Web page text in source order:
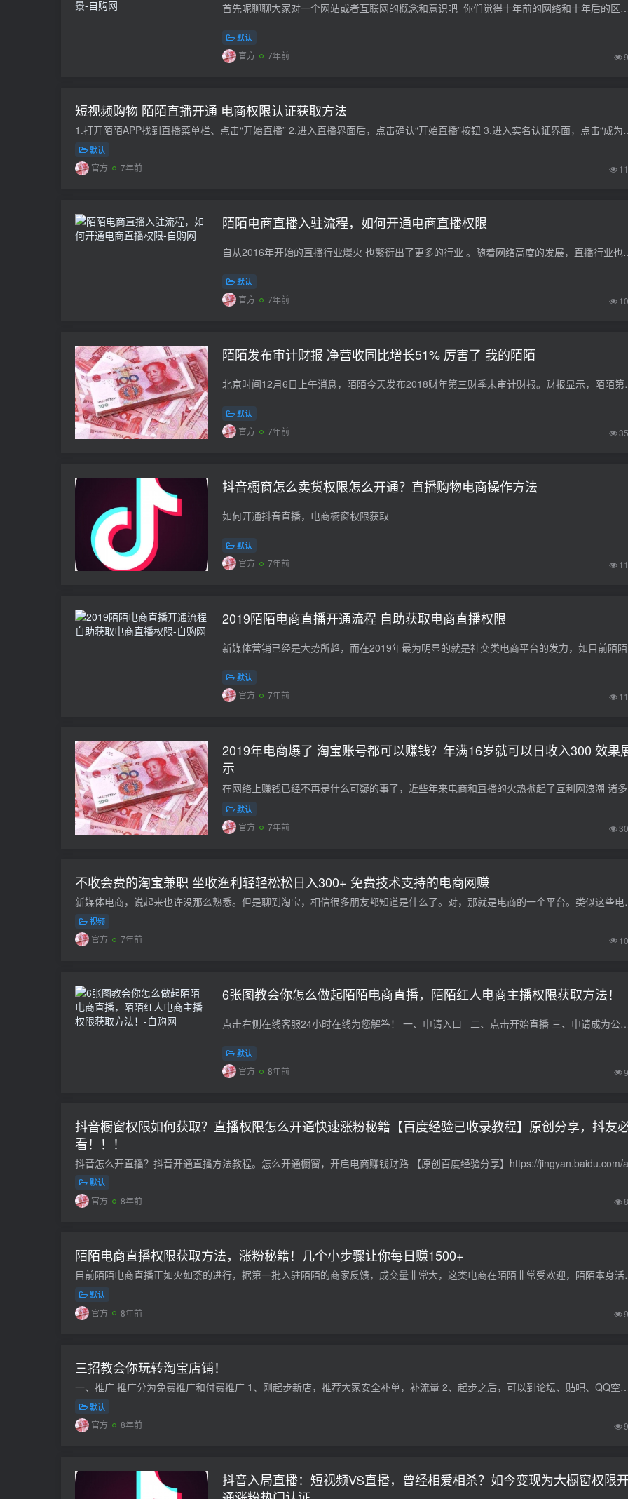
首先呢聊聊大家对一个网站或者互联网的概念和意识吧 你们觉得十年前的网络和十年后的区别有哪些 10年前
默认
官方 7年前
短视频购物 陌陌直播开通 电商权限认证获取方法
1.打开陌陌APP找到直播菜单栏、点击“开始直播” 2.
默认
官方 7年前
陌陌电商直播入驻流程，如何开通电商直播权限
自从2016年开始的直播行业爆火 也繁衍出了更多的行业 。
默认
官方 7年前
陌陌发布审计财报 净营收同比增长51% 厉害了 我的陌陌
北京时间12月6日上午消息，陌陌今天发
默认
官方 7年前
抖音橱窗怎么卖货权限怎么开通？直播购物电商操作方法
如何开通抖音直播，电商橱窗权限获取
默认
官方 7年前
2019陌陌电商直播开通流程 自助获取电商直播权限
默认
官方 7年前
2019年电商爆了 淘宝账号都可以赚钱？年满16岁就可以日收入300 效果
示
默认
官方 7年前
不收会费的淘宝兼职 坐收渔利轻轻松松日入300+ 免费技术支持的电商网赚
新媒体电商，说起来也许没那么熟悉。
视频
官方 7年前
6张图教会你怎么做起陌陌电商直播，陌陌红人电商主播权限获取方法！
点击右侧在线客服24小时在线为您解答！ 一、申请入口 二、点击开始直播 三、申请成为公会主播 四、输入代码：88353081 五、确认电商直播公会信息 六、填写电商主播个人真实信息-...
默认
官方 8年前
抖音橱窗权限如何获取？直播权限怎么开通快速涨粉秘籍【百度经验已收录教程】原创分享，抖友
看！！！
默认
官方 8年前
陌陌电商直播权限获取方法，涨粉秘籍！几个小步骤让你每日赚1500+
目前陌陌电商直播正如火如荼的进行，据
默认
官方 8年前
三招教会你玩转淘宝店铺！
一、推广 推广分为免费推广和付费推广 1、刚起步新店，推荐大家安全补单，补流量 2、起步之后，可以到论坛、贴
默认
官方 8年前
抖音入局直播：短视频VS直播，曾经相爱相杀？如今变现为大橱窗权限开